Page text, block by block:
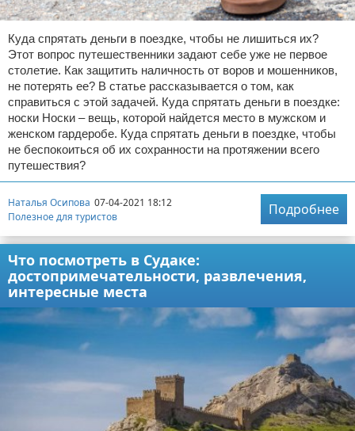
Куда спрятать деньги в поездке, чтобы не лишиться их?
Этот вопрос путешественники задают себе уже не первое
столетие. Как защитить наличность от воров и мошенников,
не потерять ее? В статье рассказывается о том, как
справиться с этой задачей. Куда спрятать деньги в поездке:
носки Носки – вещь, которой найдется место в мужском и
женском гардеробе. Куда спрятать деньги в поездке, чтобы
не беспокоиться об их сохранности на протяжении всего
путешествия?
Наталья Осипова 07-04-2021 18:12
Полезное для туристов
Подробнее
Что посмотреть в Судаке:
достопримечательности, развлечения,
интересные места